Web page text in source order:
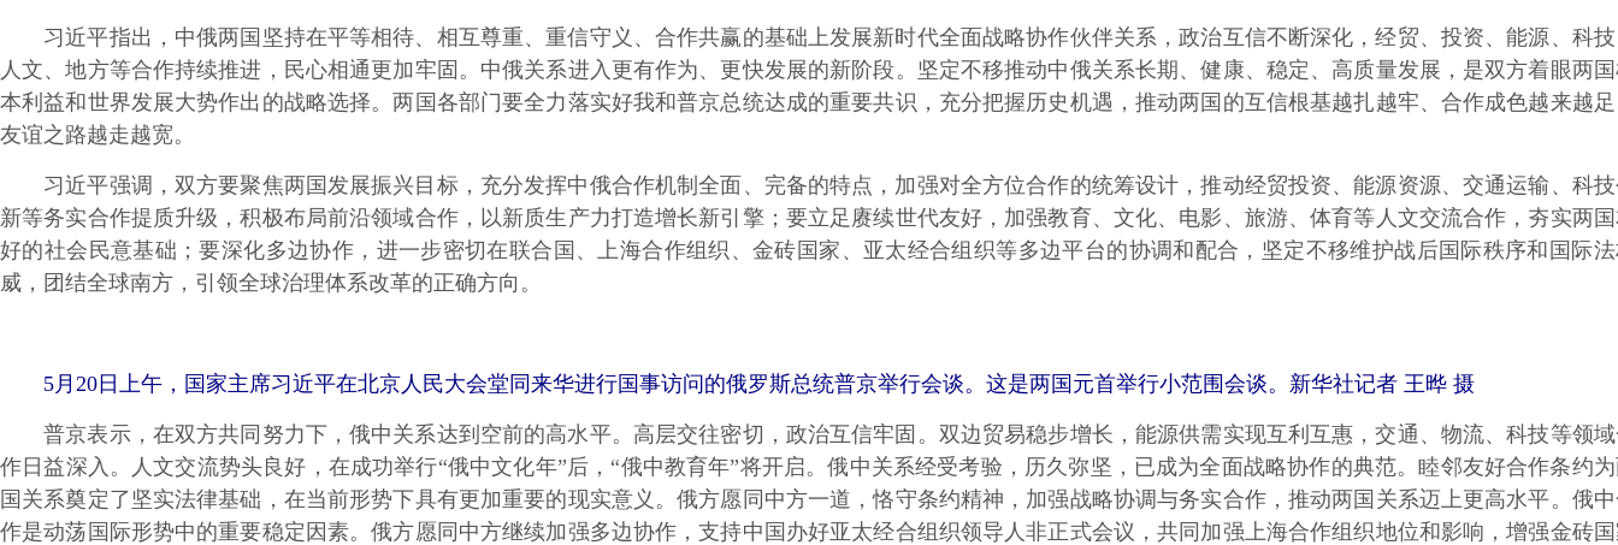
习近平指出，中俄两国坚持在平等相待、相互尊重、重信守义、合作共赢的基础上发展新时代全面战略协作伙伴关系，政治互信不断深化，经贸、投资、能源、科
人文、地方等合作持续推进，民心相通更加牢固。中俄关系进入更有作为、更快发展的新阶段。坚定不移推动中俄关系长期、健康、稳定、高质量发展，是双方着眼两
本利益和世界发展大势作出的战略选择。两国各部门要全力落实好我和普京总统达成的重要共识，充分把握历史机遇，推动两国的互信根基越扎越牢、合作成色越来越
友谊之路越走越宽。
习近平强调，双方要聚焦两国发展振兴目标，充分发挥中俄合作机制全面、完备的特点，加强对全方位合作的统筹设计，推动经贸投资、能源资源、交通运输、科
新等务实合作提质升级，积极布局前沿领域合作，以新质生产力打造增长新引擎；要立足赓续世代友好，加强教育、文化、电影、旅游、体育等人文交流合作，夯实两
好的社会民意基础；要深化多边协作，进一步密切在联合国、上海合作组织、金砖国家、亚太经合组织等多边平台的协调和配合，坚定不移维护战后国际秩序和国际
威，团结全球南方，引领全球治理体系改革的正确方向。
5月20日上午，国家主席习近平在北京人民大会堂同来华进行国事访问的俄罗斯总统普京举行会谈。这是两国元首举行小范围会谈。新华社记者 王晔 摄
普京表示，在双方共同努力下，俄中关系达到空前的高水平。高层交往密切，政治互信牢固。双边贸易稳步增长，能源供需实现互利互惠，交通、物流、科技等领
作日益深入。人文交流势头良好，在成功举行“俄中文化年”后，“俄中教育年”将开启。俄中关系经受考验，历久弥坚，已成为全面战略协作的典范。睦邻友好合作条约
国关系奠定了坚实法律基础，在当前形势下具有更加重要的现实意义。俄方愿同中方一道，恪守条约精神，加强战略协调与务实合作，推动两国关系迈上更高水平。俄
作是动荡国际形势中的重要稳定因素。俄方愿同中方继续加强多边协作，支持中国办好亚太经合组织领导人非正式会议，共同加强上海合作组织地位和影响，增强金砖